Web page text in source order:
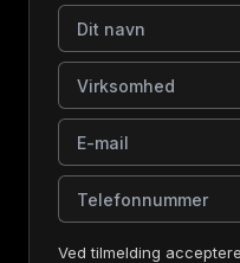
Dit navn
Virksomhed
E-mail
Telefonnummer
Ved tilmelding